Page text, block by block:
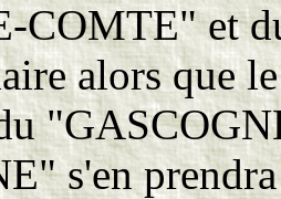
COMTE" et
alors que
s'en